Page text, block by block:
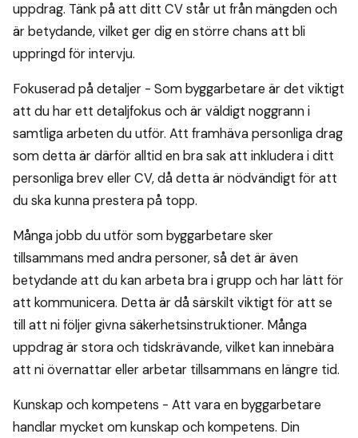
uppdrag. Tänk på att ditt CV står ut från mängden och
är betydande, vilket ger dig en större chans att bli
uppringd för intervju.
Fokuserad på detaljer - Som byggarbetare är det viktigt
att du har ett detaljfokus och är väldigt noggrann i
samtliga arbeten du utför. Att framhäva personliga drag
som detta är därför alltid en bra sak att inkludera i ditt
personliga brev eller CV, då detta är nödvändigt för att
du ska kunna prestera på topp.
Många jobb du utför som byggarbetare sker
tillsammans med andra personer, så det är även
betydande att du kan arbeta bra i grupp och har lätt för
att kommunicera. Detta är då särskilt viktigt för att se
till att ni följer givna säkerhetsinstruktioner. Många
uppdrag är stora och tidskrävande, vilket kan innebära
att ni övernattar eller arbetar tillsammans en längre tid.
Kunskap och kompetens - Att vara en byggarbetare
handlar mycket om kunskap och kompetens. Din